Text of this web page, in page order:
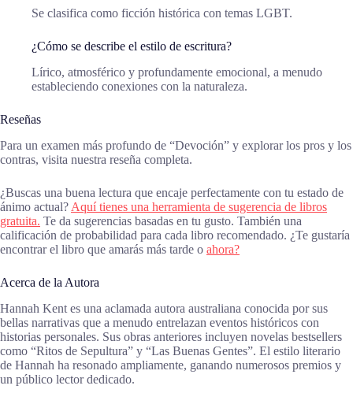
Se clasifica como ficción histórica con temas LGBT.
¿Cómo se describe el estilo de escritura?
Lírico, atmosférico y profundamente emocional, a menudo
estableciendo conexiones con la naturaleza.
Reseñas
Para un examen más profundo de “Devoción” y explorar los pros y los
contras, visita nuestra reseña completa.
¿Buscas una buena lectura que encaje perfectamente con tu estado de
ánimo actual? Aquí tienes una herramienta de sugerencia de libros
gratuita. Te da sugerencias basadas en tu gusto. También una
calificación de probabilidad para cada libro recomendado. ¿Te gustaría
encontrar el libro que amarás más tarde o ahora?
Acerca de la Autora
Hannah Kent es una aclamada autora australiana conocida por sus
bellas narrativas que a menudo entrelazan eventos históricos con
historias personales. Sus obras anteriores incluyen novelas bestsellers
como “Ritos de Sepultura” y “Las Buenas Gentes”. El estilo literario
de Hannah ha resonado ampliamente, ganando numerosos premios y
un público lector dedicado.